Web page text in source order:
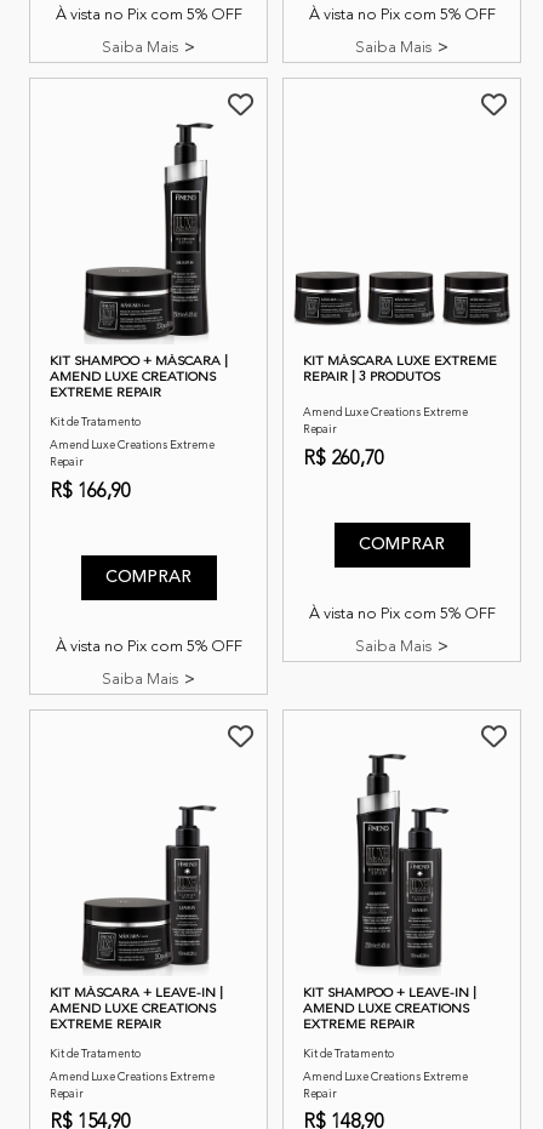
À vista no Pix com 5% OFF
Saiba Mais
À vista no Pix com 5% OFF
Saiba Mais
KIT SHAMPOO + MÁSCARA |
AMEND LUXE CREATIONS
EXTREME REPAIR
Kit de Tratamento
Amend Luxe Creations Extreme
Repair
R$ 166,90
COMPRAR
À vista no Pix com 5% OFF
Saiba Mais
KIT MÁSCARA LUXE EXTREME
REPAIR | 3 PRODUTOS
Amend Luxe Creations Extreme
Repair
R$ 260,70
COMPRAR
À vista no Pix com 5% OFF
Saiba Mais
KIT MÁSCARA + LEAVE-IN |
AMEND LUXE CREATIONS
EXTREME REPAIR
Kit de Tratamento
Amend Luxe Creations Extreme
Repair
R$ 154,90
KIT SHAMPOO + LEAVE-IN |
AMEND LUXE CREATIONS
EXTREME REPAIR
Kit de Tratamento
Amend Luxe Creations Extreme
Repair
R$ 148,90